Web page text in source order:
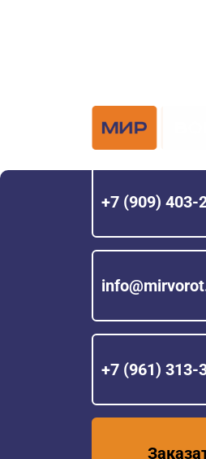
+7 (909) 403-
+7 (961) 313-